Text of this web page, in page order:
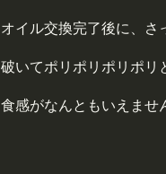
オイル交換完了後に、さ
破いてポリポリポリポリ
食感がなんともいえませ